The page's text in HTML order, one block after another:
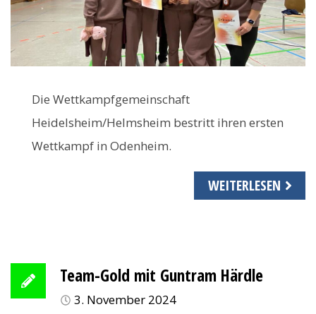
Die Wettkampfgemeinschaft
Heidelsheim/Helmsheim bestritt ihren ersten
Wettkampf in Odenheim.
WEITERLESEN
Team-Gold mit Guntram Härdle
3. November 2024